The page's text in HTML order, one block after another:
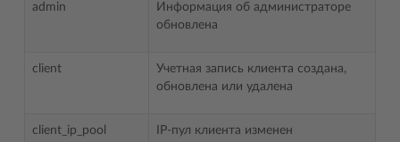
admin
Информация об администраторе
обновлена
client
Учетная запись клиента создана,
обновлена или удалена
client_ip_pool IP-пул клиента изменен